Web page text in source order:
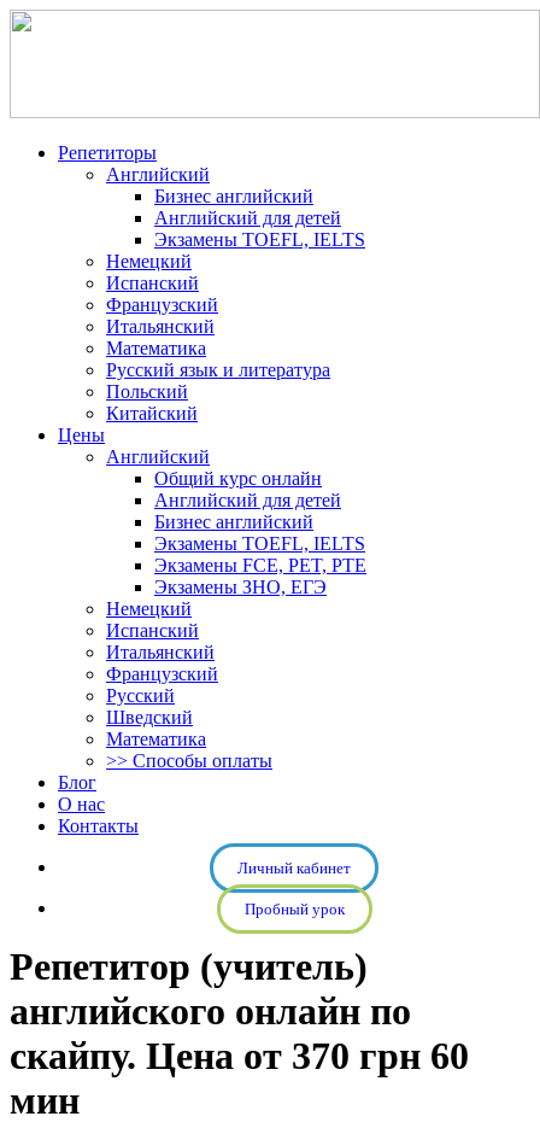
Репетиторы
Английский
Бизнес английский
Английский для детей
Экзамены TOEFL, IELTS
Немецкий
Испанский
Французский
Итальянский
Математика
Русский язык и литература
Польский
Китайский
Цены
Английский
Общий курс онлайн
Английский для детей
Бизнес английский
Экзамены TOEFL, IELTS
Экзамены FCE, PET, PTE
Экзамены ЗНО, ЕГЭ
Немецкий
Испанский
Итальянский
Французский
Русский
Шведский
Математика
>> Способы оплаты
Блог
О нас
Контакты
Личный кабинет
Пробный урок
Репетитор (учитель)
английского онлайн по
скайпу. Цена от 370 грн 60
мин